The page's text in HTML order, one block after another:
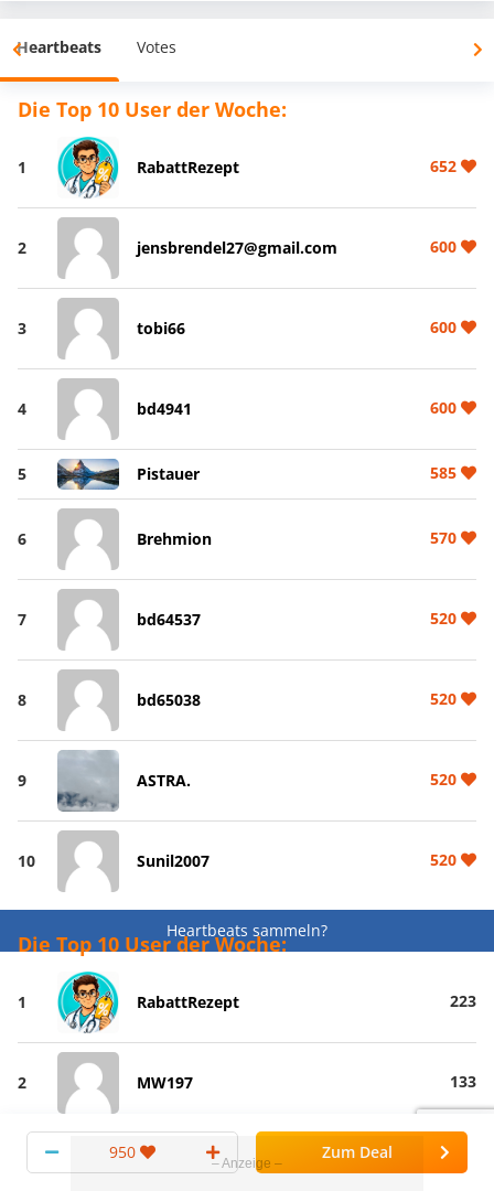
Heartbeats Votes
Die Top 10 User der Woche:
1 RabattRezept 652
2 jensbrendel27@gmail.com 600
3 tobi66 600
4 bd4941 600
5 Pistauer 585
6 Brehmion 570
7 bd64537 520
8 bd65038 520
9 ASTRA. 520
10 Sunil2007 520
Heartbeats sammeln?
Die Top 10 User der Woche:
1 RabattRezept 223
2 MW197 133
Alibi
950 Zum Deal